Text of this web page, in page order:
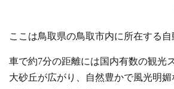
ここは鳥取県の鳥取市内に所在する自
車で約7分の距離には国内有数の観光
大砂丘が広がり、自然豊かで風光明